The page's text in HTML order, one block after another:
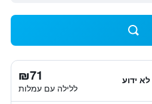
₪71
ללילה עם עמלות